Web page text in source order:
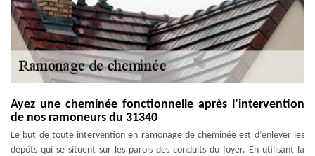
Ayez une cheminée fonctionnelle après l’intervention
de nos ramoneurs du 31340
Le but de toute intervention en ramonage de cheminée est d’enlever les
dépôts qui se situent sur les parois des conduits du foyer. En utilisant la